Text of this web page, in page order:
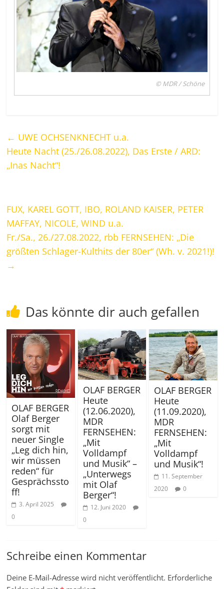
© MDR / Schöne
← UWE OCHSENKNECHT u.a.
Heute Nacht (25./26.08.2022), Das Erste / ARD:
„Inas Nacht“!
FUX, KAREL GOTT, IBO, ROLAND KAISER, PETER
MAFFAY, NICOLE, WIND u.a.
Fr./Sa., 26./27.08.2022, rbb FERNSEHEN: „Die
größten Schlager-Kulthits der 80er“ (Wh. v. 2021!)!
→
Das könnte dir auch gefallen
OLAF BERGER
Olaf Berger
sorgt mit
neuer Single
„Leg dich hin,
wir müssen
reden“ für
Gesprächssto
ff!
3. April 2025
0
OLAF BERGER
Heute
(12.06.2020),
MDR
FERNSEHEN:
„Mit
Volldampf
und Musik“ –
„Unterwegs
mit Olaf
Berger“!
12. Juni 2020
0
OLAF BERGER
Heute
(11.09.2020),
MDR
FERNSEHEN:
„Mit
Volldampf
und Musik“!
11. September
2020
0
Schreibe einen Kommentar
Deine E-Mail-Adresse wird nicht veröffentlicht. Erforderliche